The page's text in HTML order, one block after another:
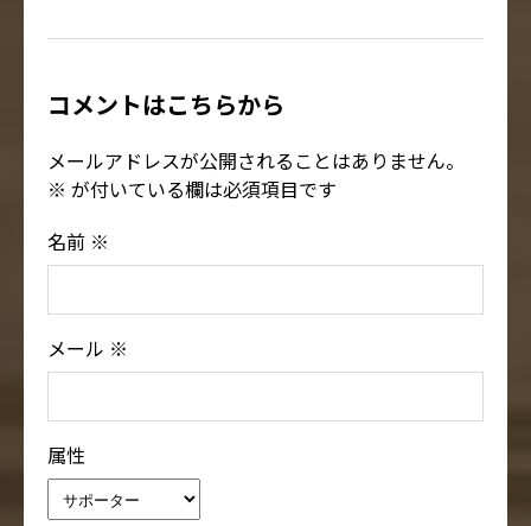
コメントはこちらから
メールアドレスが公開されることはありません。
※ が付いている欄は必須項目です
名前 ※
メール ※
属性